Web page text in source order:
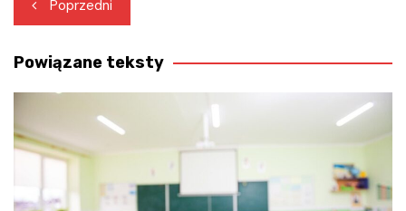
wpisu
Poprzedni
Powiązane teksty